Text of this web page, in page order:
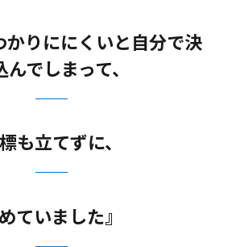
かりににくいと自分で決
んでしまって、
も立てずに、
ていました』